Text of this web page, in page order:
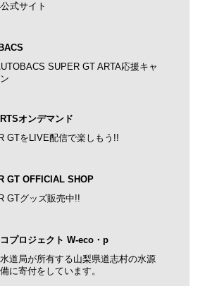
式サイト
SUPER GT ARTA応援キャ
オンデマンド
GTをLIVE配信で楽しもう!!
GT OFFICIAL SHOP
GTグッズ販売中!!
プロジェクト W-eco・p
道局が所有する山梨県道志村の水源
に寄付をしています。